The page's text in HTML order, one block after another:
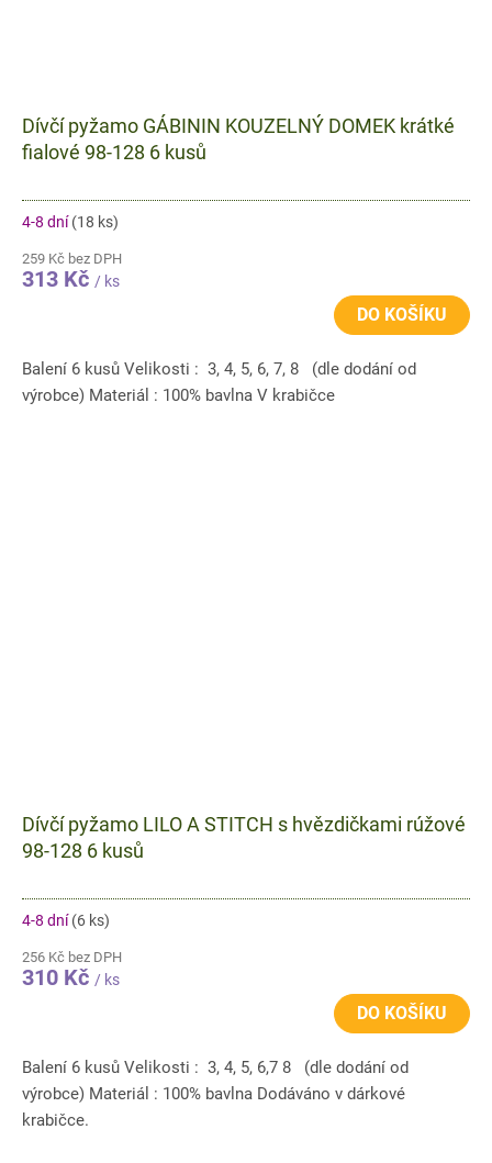
Dívčí pyžamo GÁBININ KOUZELNÝ DOMEK krátké
fialové 98-128 6 kusů
4-8 dní(18 ks)
259 Kč bez DPH
313 Kč / ks
DO KOŠÍKU
Balení 6 kusů Velikosti : 3, 4, 5, 6, 7, 8 (dle dodání od
výrobce) Materiál : 100% bavlna V krabičce
Dívčí pyžamo LILO A STITCH s hvězdičkami rúžové
98-128 6 kusů
4-8 dní(6 ks)
256 Kč bez DPH
310 Kč / ks
DO KOŠÍKU
Balení 6 kusů Velikosti : 3, 4, 5, 6,7 8 (dle dodání od
výrobce) Materiál : 100% bavlna Dodáváno v dárkové
krabičce.